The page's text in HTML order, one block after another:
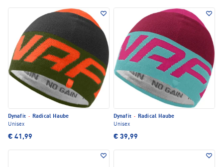
Dynafit · Radical Haube
Unisex
€ 41,99
Dynafit · Radical Haube
Unisex
€ 39,99